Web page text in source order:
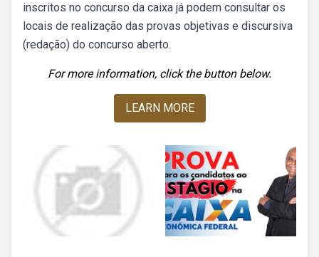
inscritos no concurso da caixa já podem consultar os
locais de realização das provas objetivas e discursiva
(redação) do concurso aberto.
For more information, click the button below.
LEARN MORE